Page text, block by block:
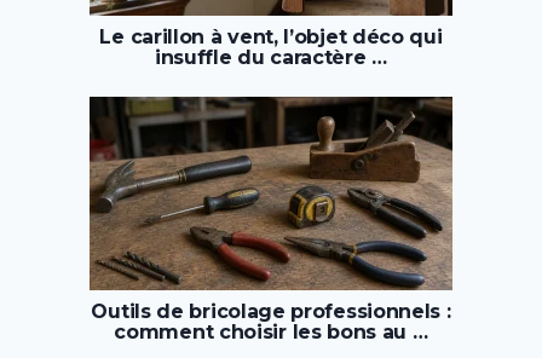
Le carillon à vent, l’objet déco qui
insuffle du caractère …
Outils de bricolage professionnels :
comment choisir les bons au …